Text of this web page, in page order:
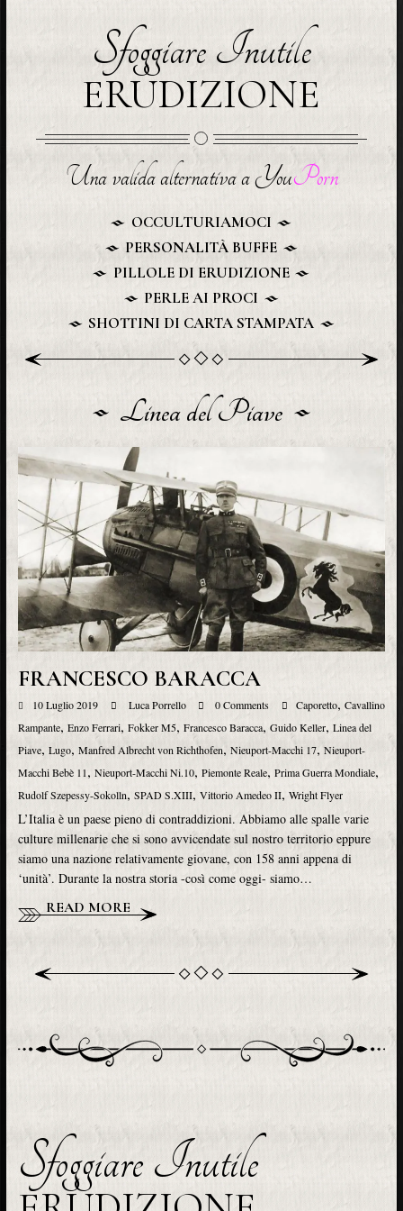
Sfoggiare Inutile
ERUDIZIONE
Una valida alternativa a YouPorn
OCCULTURIAMOCI
PERSONALITÀ BUFFE
PILLOLE DI ERUDIZIONE
PERLE AI PROCI
SHOTTINI DI CARTA STAMPATA
Linea del Piave
FRANCESCO BARACCA
10 Luglio 2019 Luca Porrello 0 Comments Caporetto, Cavallino
Rampante, Enzo Ferrari, Fokker M5, Francesco Baracca, Guido Keller, Linea del
Piave, Lugo, Manfred Albrecht von Richthofen, Nieuport-Macchi 17, Nieuport-
Macchi Bebè 11, Nieuport-Macchi Ni.10, Piemonte Reale, Prima Guerra Mondiale,
Rudolf Szepessy-Sokolln, SPAD S.XIII, Vittorio Amedeo II, Wright Flyer
L’Italia è un paese pieno di contraddizioni. Abbiamo alle spalle varie
culture millenarie che si sono avvicendate sul nostro territorio eppure
siamo una nazione relativamente giovane, con 158 anni appena di
‘unità’. Durante la nostra storia -così come oggi- siamo…
READ MORE
Sfoggiare Inutile